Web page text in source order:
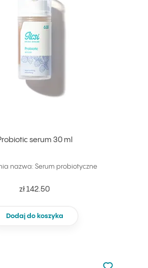
serum 30 ml
nazwa: Serum probiotyczne
zł 142.50
Dodaj do koszyka
Nie dodano